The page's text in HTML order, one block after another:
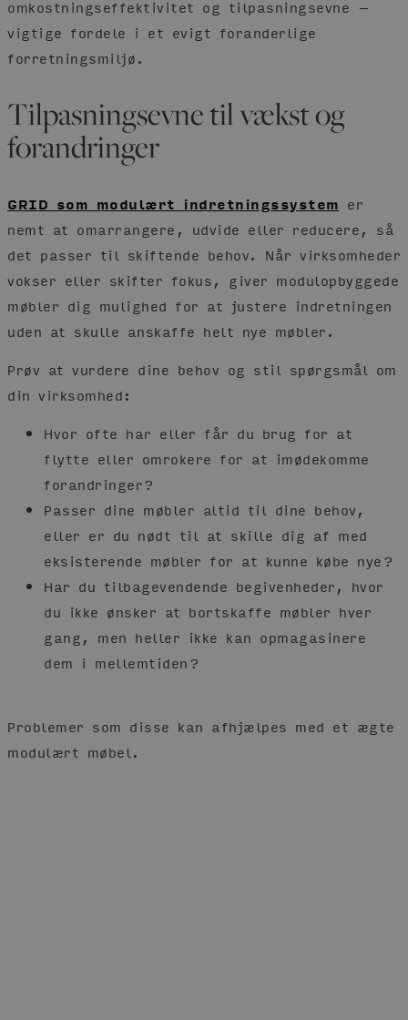
omkostningseffektivitet og tilpasningsevne –
vigtige fordele i et evigt foranderlige
forretningsmiljø.
Tilpasningsevne til vækst og
forandringer
GRID som modulært indretningssystem er
nemt at omarrangere, udvide eller reducere, så
det passer til skiftende behov. Når virksomheder
vokser eller skifter fokus, giver modulopbyggede
møbler dig mulighed for at justere indretningen
uden at skulle anskaffe helt nye møbler.
Prøv at vurdere dine behov og stil spørgsmål om
din virksomhed:
Hvor ofte har eller får du brug for at
flytte eller omrokere for at imødekomme
forandringer?
Passer dine møbler altid til dine behov,
eller er du nødt til at skille dig af med
eksisterende møbler for at kunne købe nye?
Har du tilbagevendende begivenheder, hvor
du ikke ønsker at bortskaffe møbler hver
gang, men heller ikke kan opmagasinere
dem i mellemtiden?
Problemer som disse kan afhjælpes med et ægte
modulært møbel.